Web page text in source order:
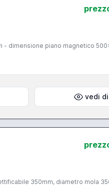
dimensione piano magnetico
vedi
350mm, diametro mola